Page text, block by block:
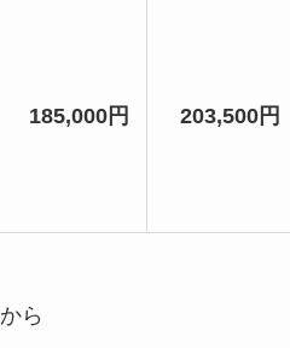
185,000円 203,500円
から